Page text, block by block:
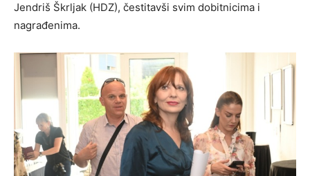
Jendriš Škrljak (HDZ), čestitavši svim dobitnicima i
nagrađenima.